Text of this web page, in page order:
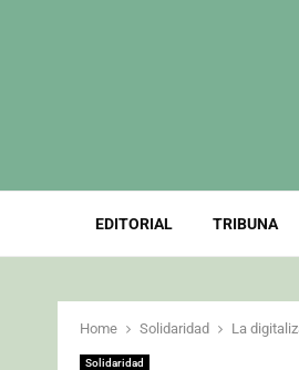
EDITORIAL TRIBUNA
Home Solidaridad La
Solidaridad